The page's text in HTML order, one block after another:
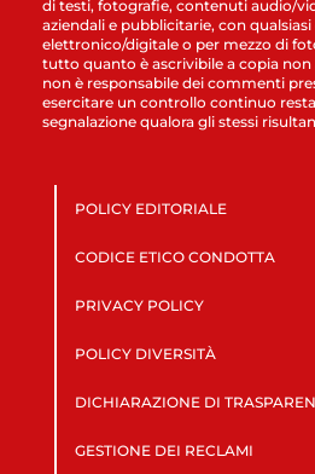
di testi, fotografie, contenuti audio/
aziendali e pubblicitarie, con
elettronico/digitale o per mezzo di
tutto quanto è ascrivibile a copia non
non è responsabile dei commenti
esercitare un controllo continuo
segnalazione qualora gli stessi
POLICY EDITORIALE
CODICE ETICO CONDOTTA
PRIVACY POLICY
POLICY DIVERSITÀ
DICHIARAZIONE DI
GESTIONE DEI RECLAMI